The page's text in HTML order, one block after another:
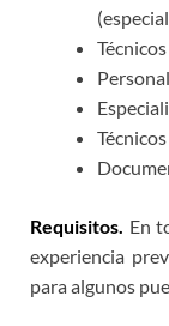
Requisitos. En
experiencia
para algunos